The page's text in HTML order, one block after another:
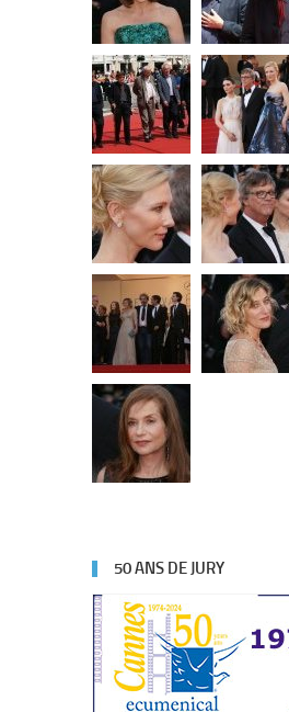
50 ANS DE JURY